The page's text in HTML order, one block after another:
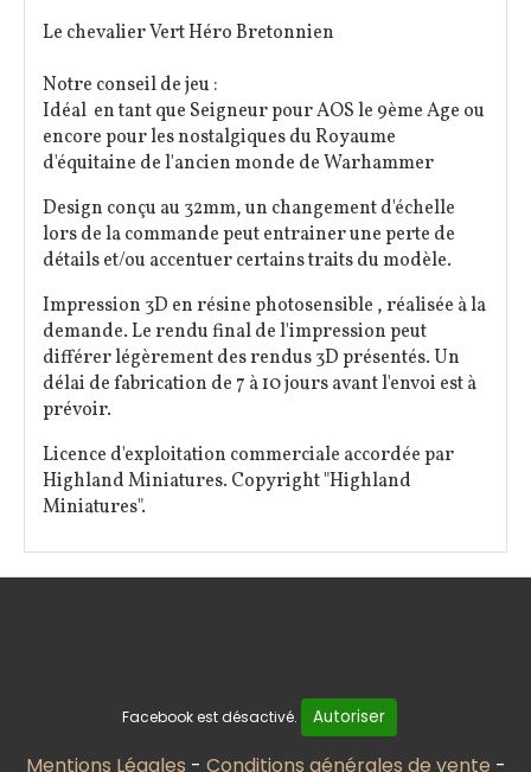
Le chevalier Vert Héro Bretonnien
Notre conseil de jeu :
Idéal en tant que Seigneur pour AOS le 9ème Age ou
encore pour les nostalgiques du Royaume
d'équitaine de l'ancien monde de Warhammer
Design conçu au 32mm, un changement d'échelle
lors de la commande peut entrainer une perte de
détails et/ou accentuer certains traits du modèle.
Impression 3D en résine photosensible , réalisée à la
demande. Le rendu final de l'impression peut
différer légèrement des rendus 3D présentés. Un
délai de fabrication de 7 à 10 jours avant l'envoi est à
prévoir.
Licence d'exploitation commerciale accordée par
Highland Miniatures. Copyright "Highland
Miniatures".
Facebook est désactivé. Autoriser
Mentions Légales Conditions générales de vente